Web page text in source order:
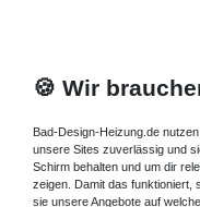
🍪 Wir
Bad-Design-Heizung.de
unsere Sites zuverlässig und
Schirm behalten und um dir
zeigen. Damit das funktioniert,
sie unsere Angebote auf